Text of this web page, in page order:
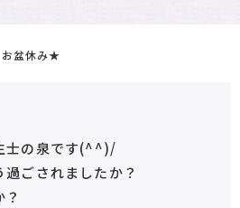
お盆休み★
士の泉です(^^)/
ごされましたか？